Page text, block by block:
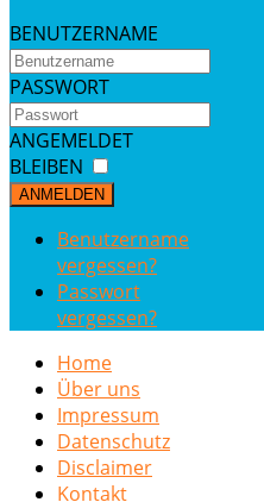
BENUTZERNAME
PASSWORT
ANGEMELDET
BLEIBEN
ANMELDEN
Benutzername
vergessen?
Passwort
vergessen?
Home
Über uns
Impressum
Datenschutz
Disclaimer
Kontakt